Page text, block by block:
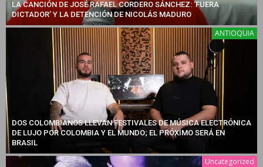
LA CANCIÓN DE JOSÉ RAFAEL CORDERO SÁNCHEZ: ‘FUERA
DICTADOR’ Y LA DETENCIÓN DE NICOLÁS MADURO
ANTIOQUIA
DOS COLOMBIANOS LLEVAN FESTIVALES DE MÚSICA ELECTRÓNICA
DE LUJO POR COLOMBIA Y EL MUNDO; EL PRÓXIMO SERÁ EN
BRASIL
Uncategorized